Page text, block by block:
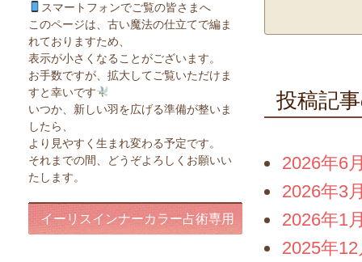
投稿記
2026年6
2026年3
2026年1
2025年12
スマートフォンでご覧の皆さまへ
このページは、古い魔法の仕立てで編ま
れておりますため、
表示が小さくなることがございます。
お手数ですが、拡大してご覧いただけま
すと幸いです
いつか、新しい羽を広げる準備が整いま
したら、
より見やすく生まれ変わる予定です。
それまでの間、どうぞよろしくお願いい
たします。
イーリスインナーカラー占術専用